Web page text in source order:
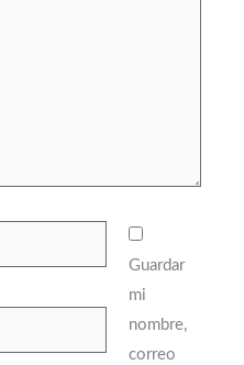
Guardar
mi
nombre,
correo